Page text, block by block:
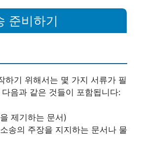
준비하기
하기 위해서는 몇 가지 서류가 필
음과 같은 것들이 포함됩니다:
제기하는 문서)
송의 주장을 지지하는 문서나 물